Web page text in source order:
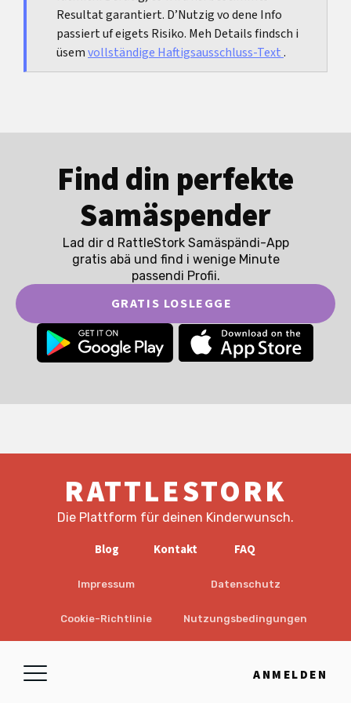
ANMELDEN
Schmerze bim Sex nach de Geburt.
Resultat garantiert. D’Nutzig vo dene Info
passiert uf eigets Risiko. Meh Details findsch i
üsemvollständige Haftigsausschluss-Text.
Find din perfekte
Samäspender
Lad dir d RattleStork Samäspändi-App
gratis abä und find i wenige Minute
passendi Profii.
GRATIS LOSLEGGE
RATTLESTORK
Die Plattform für deinen Kinderwunsch.
Blog Kontakt FAQ
Impressum Datenschutz
Cookie-Richtlinie Nutzungsbedingungen